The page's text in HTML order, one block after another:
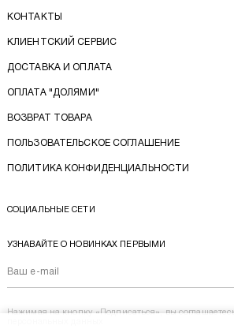
КОНТАКТЫ
КЛИЕНТСКИЙ СЕРВИС
ДОСТАВКА И ОПЛАТА
ОПЛАТА "ДОЛЯМИ"
ВОЗВРАТ ТОВАРА
ПОЛЬЗОВАТЕЛЬСКОЕ СОГЛАШЕНИЕ
ПОЛИТИКА КОНФИДЕНЦИАЛЬНОСТИ
СОЦИАЛЬНЫЕ СЕТИ
УЗНАВАЙТЕ О НОВИНКАХ ПЕРВЫМИ
Нажимая на кнопку «Подписаться», вы